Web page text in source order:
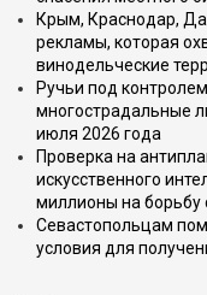
Крым, Краснодар,
рекламы, которая
винодельческие
Ручьи под
многострадальные
июля 2026 года
Проверка на
искусственного
миллионы на
Севастопольцам
условия для